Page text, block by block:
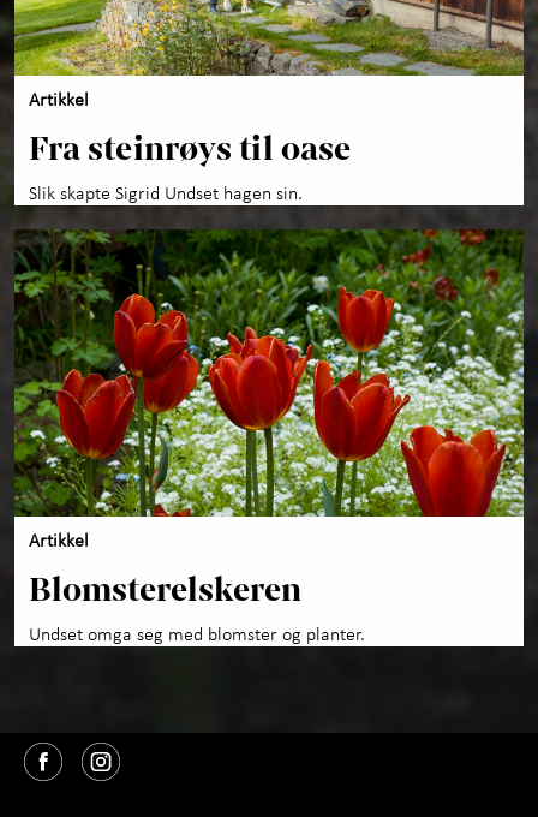
Artikkel
Fra steinrøys til oase
Slik skapte Sigrid Undset hagen sin.
Artikkel
Blomsterelskeren
Undset omga seg med blomster og planter.